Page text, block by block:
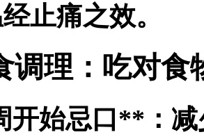
止痛之效。
调理：吃对食
开始忌口**：